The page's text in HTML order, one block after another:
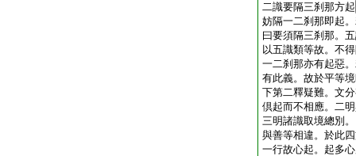
二識要隔三刹那方起
妨隔一二刹那即起
曰要須隔三刹那。
以五識類等故。不
一二刹那亦有起惡
有此義。故於平等
下第二釋疑難。文
倶起而不相應。二
三明諸識取境總別
與善等相違。於此
一行故心起。起多